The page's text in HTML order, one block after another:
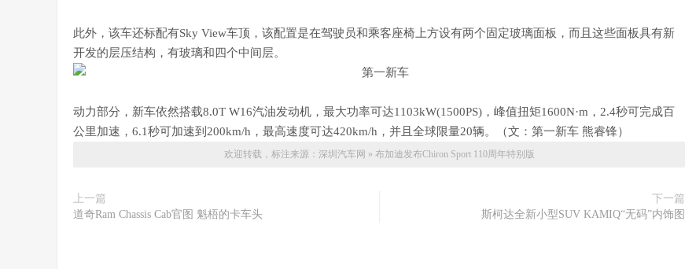
此外，该车还标配有Sky View车顶，该配置是在驾驶员和乘客座椅上方设有两个固定玻璃面板，而且这些面板具有新
开发的层压结构，有玻璃和四个中间层。
动力部分，新车依然搭载8.0T W16汽油发动机，最大功率可达1103kW(1500PS)，峰值扭矩1600N·m，2.4秒可完成百
公里加速，6.1秒可加速到200km/h，最高速度可达420km/h，并且全球限量20辆。（文：第一新车 熊睿锋）
欢迎转载，标注来源： 深圳汽车网 » 布加迪发布Chiron Sport 110周年特别版
上一篇
道奇Ram Chassis Cab官图 魁梧的卡车头
下一篇
斯柯达全新小型SUV KAMIQ“无码”内饰图